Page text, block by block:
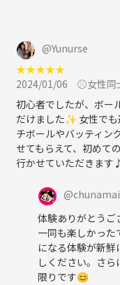
@Yunurse
★★★★★
2024/01/06
⚾︎女性同士で
初心者でしたが、ボー
だけました✨ 女性で
チボールやバッティン
せてもらえて、初めて
行かせていただきま
@
体験ありがとうご
一同も楽しかっ
になる体験が新
しください。さ
限りです😊